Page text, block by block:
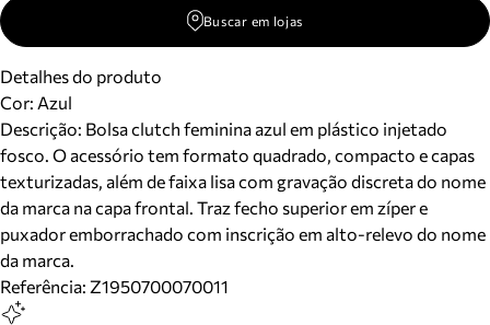
Buscar em lojas
Detalhes do produto
Cor: Azul
Descrição: Bolsa clutch feminina azul em plástico injetado
fosco. O acessório tem formato quadrado, compacto e capas
texturizadas, além de faixa lisa com gravação discreta do nome
da marca na capa frontal. Traz fecho superior em zíper e
puxador emborrachado com inscrição em alto-relevo do nome
da marca.
Referência: Z1950700070011